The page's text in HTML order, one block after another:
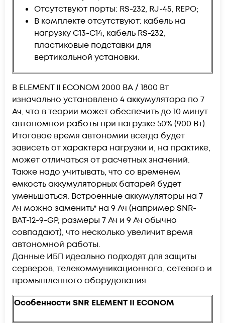
Отсутствуют порты: RS-232, RJ-45, REPO;
В комплектеотсутствуют: кабель на
нагрузку С13-С14, кабель RS-232,
пластиковые подставки для
вертикальной установки.
В ELEMENT II ECONOM 2000 ВА / 1800 Вт
изначально установлено 4 аккумулятора по 7
Ач, что в теории может обеспечить до 10 минут
автономной работы при нагрузке 50% (900 Вт).
Итоговое время автономии всегда будет
зависеть от характера нагрузки и, на практике,
может отличаться от расчетных значений.
Также надо учитывать, что со временем
емкость аккумуляторных батарей будет
уменьшаться. Встроенные аккумуляторы на 7
Ач можно заменить* на 9 Ач (например SNR-
BAT-12-9-GP, размеры 7 Ач и 9 Ач обычно
совпадают), что несколько увеличит время
автономной работы.
Данные ИБП идеально подходят для защиты
серверов, телекоммуникационного, сетевого и
промышленного оборудования.
Особенности SNR ELEMENT II ECONOM